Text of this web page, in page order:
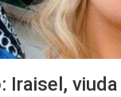
Iraisel, viuda